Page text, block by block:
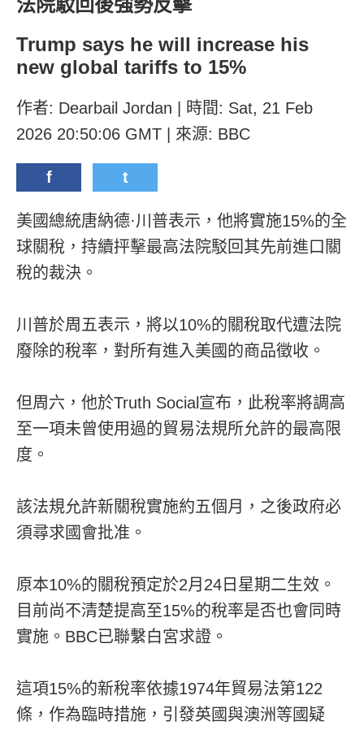
法院駁回後強勢反擊
Trump says he will increase his
new global tariffs to 15%
作者: Dearbail Jordan | 時間: Sat, 21 Feb
2026 20:50:06 GMT | 來源: BBC
f t
美國總統唐納德·川普表示，他將實施15%的全
球關稅，持續抨擊最高法院駁回其先前進口關
稅的裁決。
川普於周五表示，將以10%的關稅取代遭法院
廢除的稅率，對所有進入美國的商品徵收。
但周六，他於Truth Social宣布，此稅率將調高
至一項未曾使用過的貿易法規所允許的最高限
度。
該法規允許新關稅實施約五個月，之後政府必
須尋求國會批准。
原本10%的關稅預定於2月24日星期二生效。
目前尚不清楚提高至15%的稅率是否也會同時
實施。BBC已聯繫白宮求證。
這項15%的新稅率依據1974年貿易法第122
條，作為臨時措施，引發英國與澳洲等國疑